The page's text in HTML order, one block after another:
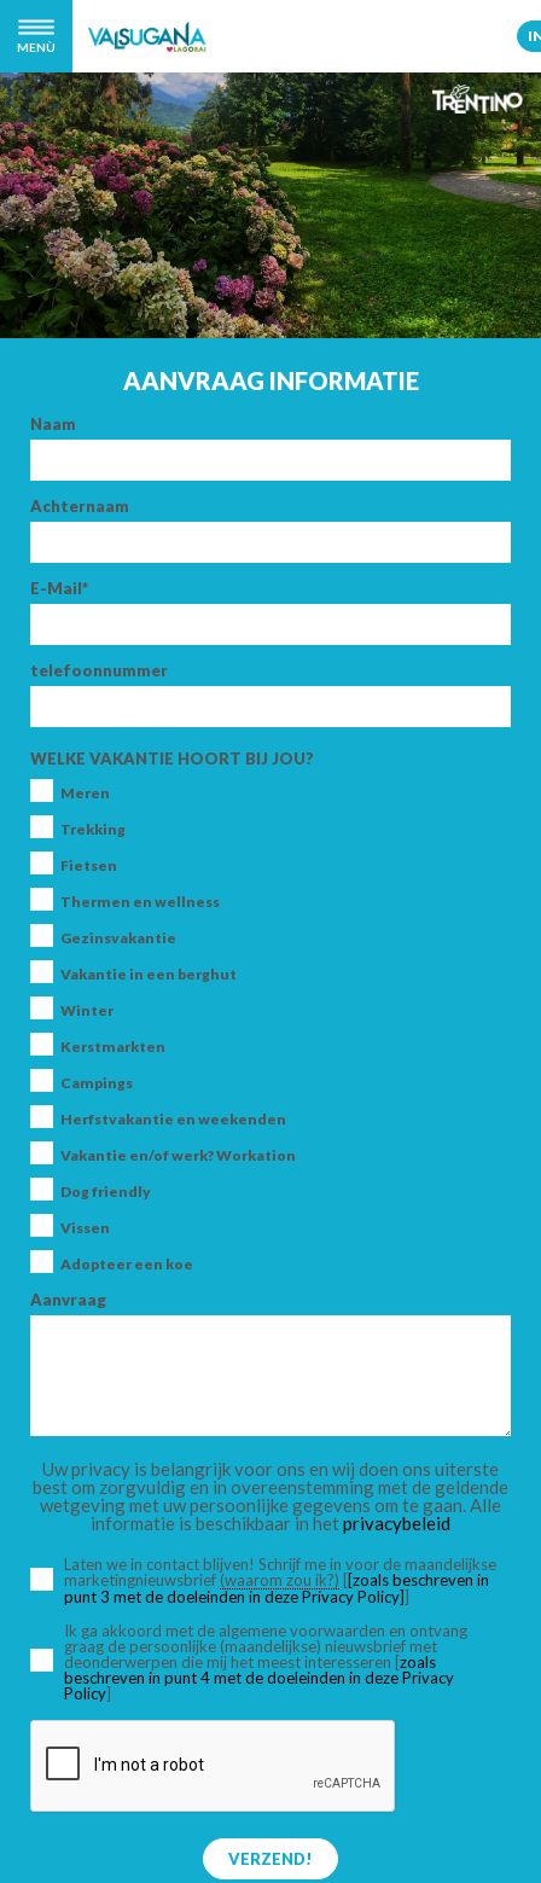
MENÙ
AANVRAAG INFORMATIE
Naam
Achternaam
E-Mail*
telefoonnummer
WELKE VAKANTIE HOORT BIJ JOU?
Meren
Trekking
Fietsen
Thermen en wellness
Gezinsvakantie
Vakantie in een berghut
Winter
Kerstmarkten
Campings
Herfstvakantie en weekenden
Vakantie en/of werk? Workation
Dog friendly
Vissen
Adopteer een koe
Aanvraag
Uw privacy is belangrijk voor ons en wij doen ons uiterste
best om zorgvuldig en in overeenstemming met de geldende
wetgeving met uw persoonlijke gegevens om te gaan. Alle
informatie is beschikbaar in hetprivacybeleid
Laten we in contact blijven! Schrijf me in voor de maandelijkse
marketingnieuwsbrief (waarom zou ik?) [[zoals beschreven in
punt 3 met de doeleinden in deze Privacy Policy]]
Ik ga akkoord met de algemene voorwaarden en ontvang
graag de persoonlijke (maandelijkse) nieuwsbrief met
deonderwerpen die mij het meest interesseren [zoals
beschreven in punt 4 met de doeleinden in deze Privacy
Policy]
VERZEND!